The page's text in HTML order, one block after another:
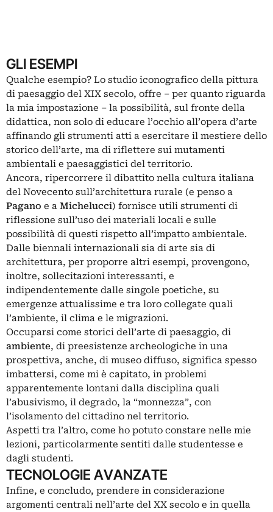
GLI ESEMPI
Qualche esempio? Lo studio iconografico della pittura
di paesaggio del XIX secolo, offre ‒ per quanto riguarda
la mia impostazione ‒ la possibilità, sul fronte della
didattica, non solo di educare l’occhio all’opera d’arte
affinando gli strumenti atti a esercitare il mestiere dello
storico dell’arte, ma di riflettere sui mutamenti
ambientali e paesaggistici del territorio.
Ancora, ripercorrere il dibattito nella cultura italiana
del Novecento sull’architettura rurale (e penso a
Pagano e a Michelucci) fornisce utili strumenti di
riflessione sull’uso dei materiali locali e sulle
possibilità di questi rispetto all’impatto ambientale.
Dalle biennali internazionali sia di arte sia di
architettura, per proporre altri esempi, provengono,
inoltre, sollecitazioni interessanti, e
indipendentemente dalle singole poetiche, su
emergenze attualissime e tra loro collegate quali
l’ambiente, il clima e le migrazioni.
Occuparsi come storici dell’arte di paesaggio, di
ambiente, di preesistenze archeologiche in una
prospettiva, anche, di museo diffuso, significa spesso
imbattersi, come mi è capitato, in problemi
apparentemente lontani dalla disciplina quali
l’abusivismo, il degrado, la “monnezza”, con
l’isolamento del cittadino nel territorio.
Aspetti tra l’altro, come ho potuto constare nelle mie
lezioni, particolarmente sentiti dalle studentesse e
dagli studenti.
TECNOLOGIE AVANZATE
Infine, e concludo, prendere in considerazione
argomenti centrali nell’arte del XX secolo e in quella